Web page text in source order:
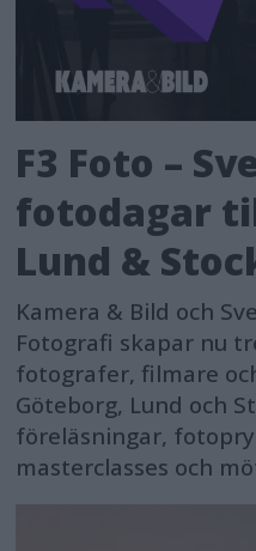
F3 Foto –
fotodagar
Lund &
Kamera & Bild och
Fotografi skapar nu
fotografer, filmare
Göteborg, Lund och
föreläsningar,
masterclasses och